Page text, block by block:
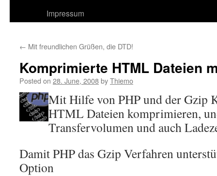
Impressum
← Mit freundlichen Grüßen, die DTD!
Komprimierte HTML Dateien
Posted on 28. June, 2008byThiemo
Mit Hilfe von PHP und der Gzip
HTML Dateien komprimieren,
Transfervolumen und auch
Damit PHP das Gzip Verfahren
Option